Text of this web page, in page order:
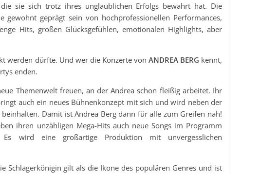
sie sich trotz ihres unglaublichen Erfolgs bewahrt hat. Die
geprägt sein von hochprofessionellen Performances,
Hits, großen Glücksgefühlen, emotionalen Highlights, aber
werden dürfte. Und wer die Konzerte von ANDREA BERG kennt,
enden.
Themenwelt freuen, an der Andrea schon fleißig arbeitet. Ihr
auch ein neues Bühnenkonzept mit sich und wird neben der
Damit ist Andrea Berg dann für alle zum Greifen nah!
ihren unzähligen Mega-Hits auch neue Songs im Programm
wird eine großartige Produktion mit unvergesslichen
Schlagerkönigin gilt als die Ikone des populären Genres und ist